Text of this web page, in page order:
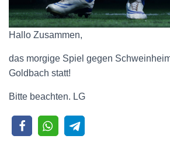
Hallo Zusammen,
das morgige Spiel gegen
Goldbach statt!
Bitte beachten. LG